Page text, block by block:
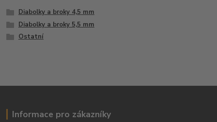
Diabolky a broky 4,5 mm
Diabolky a broky 5,5 mm
Ostatní
Informace pro zákazníky